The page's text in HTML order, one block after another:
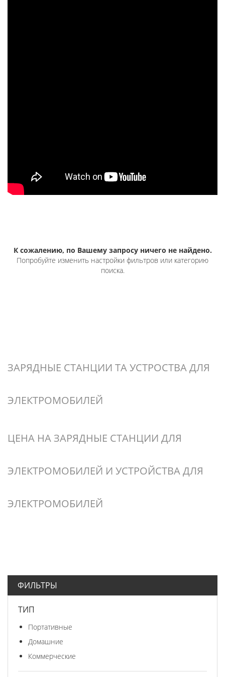
К сожалению, по Вашему запросу ничего не найдено.
Попробуйте изменить настройки фильтров или категорию
поиска.
ЗАРЯДНЫЕ СТАНЦИИ ТА УСТРОСТВА ДЛЯ
ЭЛЕКТРОМОБИЛЕЙ
ЦЕНА НА ЗАРЯДНЫЕ СТАНЦИИ ДЛЯ
ЭЛЕКТРОМОБИЛЕЙ И УСТРОЙСТВА ДЛЯ
ЭЛЕКТРОМОБИЛЕЙ
ФИЛЬТРЫ
ТИП
Портативные
Домашние
Коммерческие